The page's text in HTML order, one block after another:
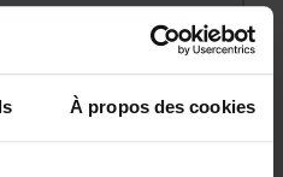
À propos des cookies